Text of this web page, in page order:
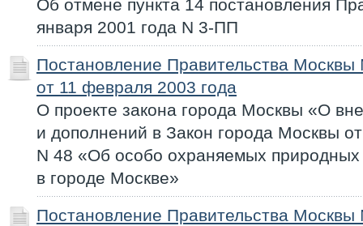
Об отмене пункта 14 постановления
января 2001 года N 3-ПП
Постановление Правительства
от 11 февраля 2003 года
О проекте закона города Москвы «О
и дополнений в Закон города Москвы
N 48 «Об особо охраняемых природных
в городе Москве»
Постановление Правительства